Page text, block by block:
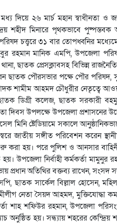
মধ্য দিয়ে ২৬ মার্চ মহান স্বাধীনতা
শহীদ মিনারে পৃথকভাবে
চত্ত্বরে ৩১ বার তোপধ্বনির
রহমান মানিক এমপি, উপজেলা
ছাতক প্রেসক্লাবসহ বিভিন্ন
ছাতক পৌরসভার পক্ষে পৌর
শামীম আহমদ চৌধুরীর নেতৃত্বে
ডিগ্রী কলেজ, ছাতক সরকারী
দিবস উপলক্ষে উপজেলা প্রশাসনের
মিনি ষ্টেডিয়ামে সকালে
জাতীয় সঙ্গীত পরিবেশন করেন
করা হয়। পরে পুলিশ ও আনসার
হয়। উপজেলা নির্বাহী কর্মকর্তা
প্রধান অতিথির বক্তব্য রাখেন,
ছাতক সার্কেল বিল্লাল হোসেন,
নেতা সৈয়দ আহমদ, মুক্তিযোদ্ধা
শাহ শফিউর রহমান, উপজেলা
অনুষ্ঠিত হয়। সন্ধ্যায় শহরের